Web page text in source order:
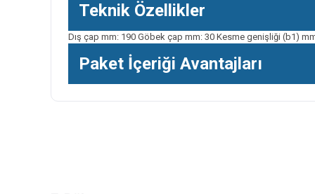
Teknik Özellikler
Dış çap mm: 190 Göbek çap mm: 30 Kesme genişliği (b1)
Paket İçeriği Avantajları
Bu ürünün fiyat bilgisi, resim, ürün açıklamalarında ve diğer